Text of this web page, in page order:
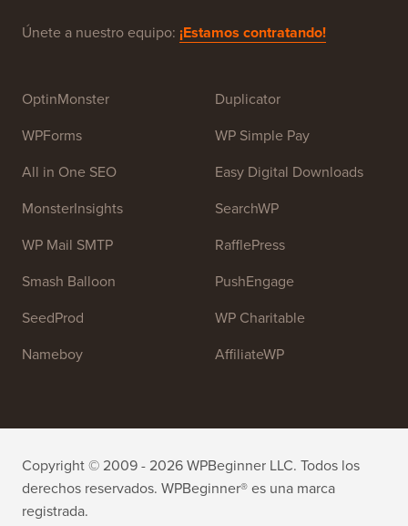
Únete a nuestro equipo: ¡Estamos contratando!
OptinMonster
WPForms
All in One SEO
MonsterInsights
WP Mail SMTP
Smash Balloon
SeedProd
Nameboy
Duplicator
WP Simple Pay
Easy Digital Downloads
SearchWP
RafflePress
PushEngage
WP Charitable
AffiliateWP
Copyright © 2009 - 2026 WPBeginner LLC. Todos los
derechos reservados. WPBeginner® es una marca
registrada.